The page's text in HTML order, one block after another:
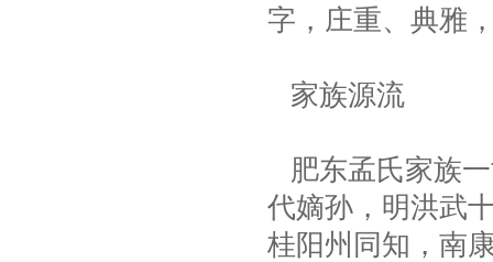
字，庄重、典雅
家族源流
肥东孟氏家族
代嫡孙，明洪武
桂阳州同知，南